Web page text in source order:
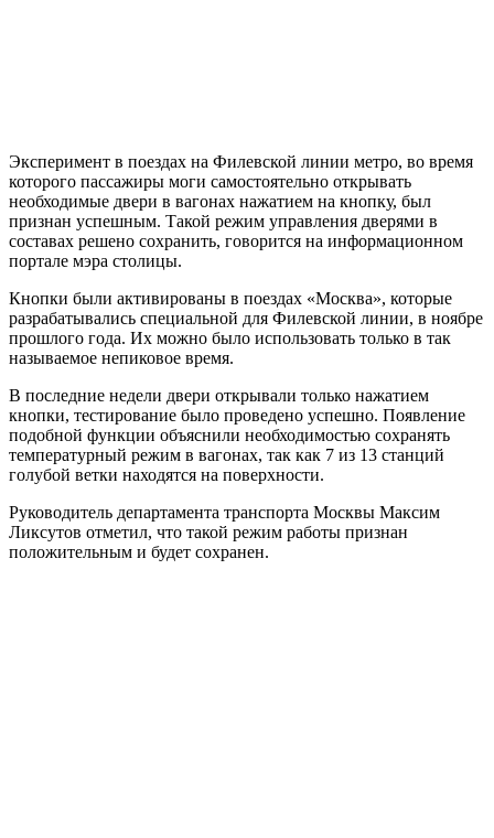
Эксперимент в поездах на Филевской линии метро, во время
которого пассажиры моги самостоятельно открывать
необходимые двери в вагонах нажатием на кнопку, был
признан успешным. Такой режим управления дверями в
составах решено сохранить, говорится на информационном
портале мэра столицы.
Кнопки были активированы в поездах «Москва», которые
разрабатывались специальной для Филевской линии, в ноябре
прошлого года. Их можно было использовать только в так
называемое непиковое время.
В последние недели двери открывали только нажатием
кнопки, тестирование было проведено успешно. Появление
подобной функции объяснили необходимостью сохранять
температурный режим в вагонах, так как 7 из 13 станций
голубой ветки находятся на поверхности.
Руководитель департамента транспорта Москвы Максим
Ликсутов отметил, что такой режим работы признан
положительным и будет сохранен.